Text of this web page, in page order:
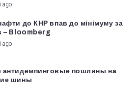
ago
до КНР впав до мінімуму за
– Bloomberg
ago
антидемпинговые пошлины на
шины